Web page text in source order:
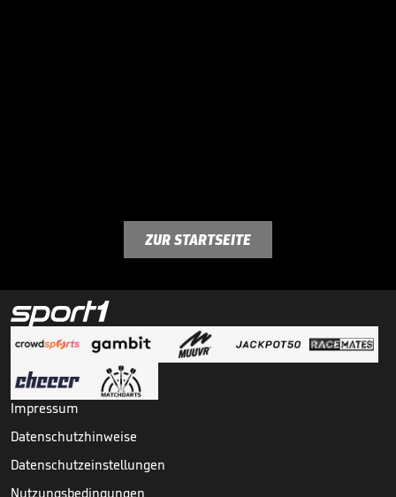
ZUR STARTSEITE
Impressum
Datenschutzhinweise
Datenschutzeinstellungen
Nutzungsbedingungen